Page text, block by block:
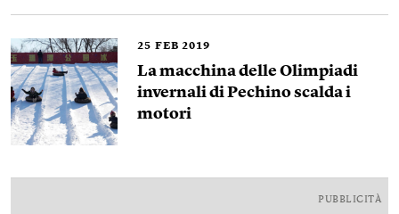
25 FEB 2019
La macchina delle Olimpiadi
invernali di Pechino scalda i
motori
PUBBLICITÀ